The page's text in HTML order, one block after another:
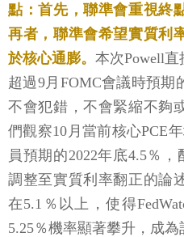
點：首先，聯準會重視終
再者，聯準會希望實質利
於核心通膨。 本次Powell
超過9月FOMC會議時預期
不會犯錯，不會緊縮不夠
們觀察10月當前核心PCE
員預期的2022年底4.5％
調整至實質利率翻正的論
在5.1％以上，使得
5.25％機率顯著攀升，成